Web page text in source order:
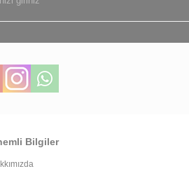
Bilgiler